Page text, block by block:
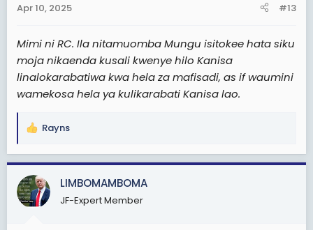
s
Apr 10, 2025 #13
Mimi ni RC. Ila nitamuomba Mungu isitokee hata siku
moja nikaenda kusali kwenye hilo Kanisa
linalokarabatiwa kwa hela za mafisadi, as if waumini
wamekosa hela ya kulikarabati Kanisa lao.
R
a
c
t
i
Rayns
LIMBOMAMBOMA
JF-Expert Member